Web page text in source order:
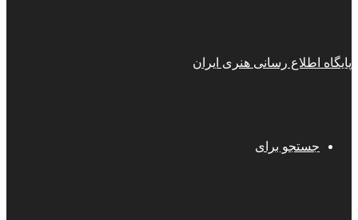
پایگاه اطلاع رسانی هنری ایران
جستجو برای